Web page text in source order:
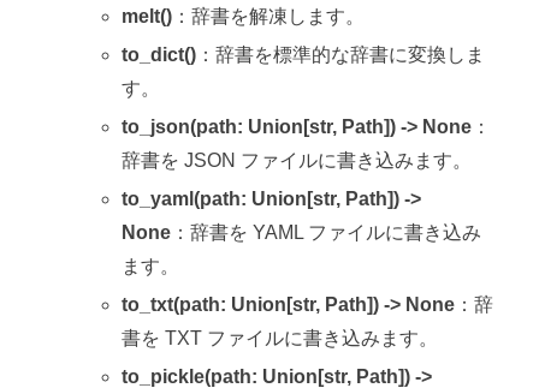
melt() ：辞書を解凍します。
to_dict() ：辞書を標準的な辞書に変換しま
す。
to_json(path: Union[str, Path]) -> None ：
辞書を JSON ファイルに書き込みます。
to_yaml(path: Union[str, Path]) ->
None ：辞書を YAML ファイルに書き込み
ます。
to_txt(path: Union[str, Path]) -> None ：辞
書を TXT ファイルに書き込みます。
to_pickle(path: Union[str, Path]) ->